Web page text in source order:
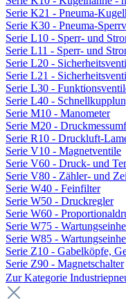
Serie K21 - Pneuma-
Serie K30 - Pneuma-
Serie L10 - Sperr- und
Serie L11 - Sperr- und
Serie L20 -
Serie L21 -
Serie L30 -
Serie L40 -
Serie M10 - Manometer
Serie M20 -
Serie R10 - Druckluft-
Serie V10 - Magnetventile
Serie V60 - Druck- und
Serie V80 - Zähler- und
Serie W40 - Feinfilter
Serie W50 - Druckregler
Serie W60 -
Serie W75 -
Serie W85 -
Serie Z10 - Gabelköpfe,
Serie Z90 - Magnetschalter
Zur Kategorie